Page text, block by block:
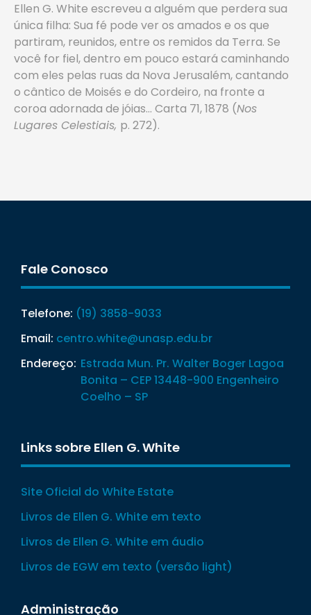
Ellen G. White escreveu a alguém que perdera sua
única filha: Sua fé pode ver os amados e os que
partiram, reunidos, entre os remidos da Terra. Se
você for fiel, dentro em pouco estará caminhando
com eles pelas ruas da Nova Jerusalém, cantando
o cântico de Moisés e do Cordeiro, na fronte a
coroa adornada de jóias… Carta 71, 1878 (Nos
Lugares Celestiais, p. 272).
Fale Conosco
Telefone: (19) 3858-9033
Email: centro.white@unasp.edu.br
Endereço: Estrada Mun. Pr. Walter Boger Lagoa
Bonita – CEP 13448-900 Engenheiro
Coelho – SP
Links sobre Ellen G. White
Site Oficial do White Estate
Livros de Ellen G. White em texto
Livros de Ellen G. White em áudio
Livros de EGW em texto (versão light)
Administração